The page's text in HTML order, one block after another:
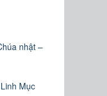
nhật –
Mục